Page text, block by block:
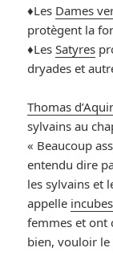
♦️Les Dames
protègent la
♦️LesSatyres
dryades et
Thomas
sylvains au
« Beaucoup
entendu dire
les sylvains et
appelle incubes
femmes et ont
bien, vouloir le